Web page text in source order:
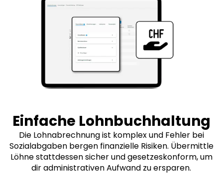
Einfache Lohnbuchhaltung
Die Lohnabrechnung ist komplex und Fehler bei
Sozialabgaben bergen finanzielle Risiken. Übermittle
Löhne stattdessen sicher und gesetzeskonform, um
dir administrativen Aufwand zu ersparen.